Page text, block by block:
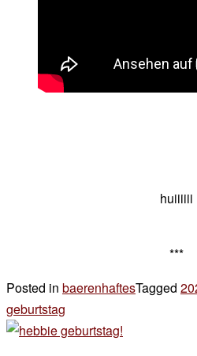
huiiiiii
***
Posted in baerenhaftesTagged
geburtstag
zu